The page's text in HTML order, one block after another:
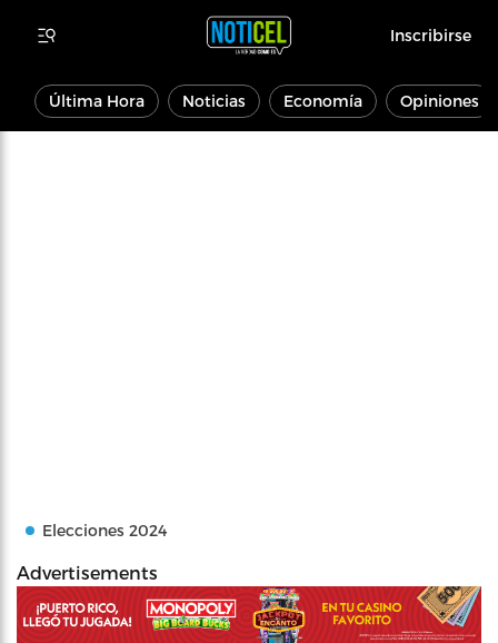
Inscribirse
Última Hora Noticias Economía Opiniones
Elecciones 2024
Advertisements